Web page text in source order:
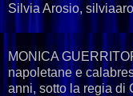
Silvia Arosio,
MONICA
napoletane e
anni, sotto la regia di